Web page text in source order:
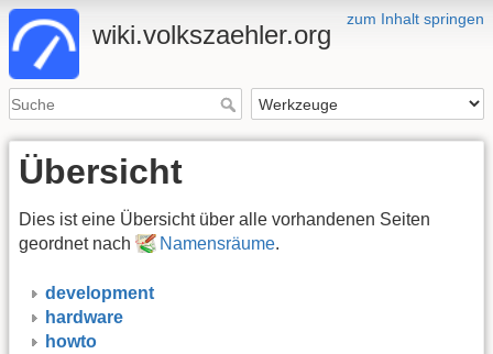
zum Inhalt springen
wiki.volkszaehler.org
Übersicht
Dies ist eine Übersicht über alle vorhandenen Seiten
geordnet nach
Namensräume.
development
hardware
howto